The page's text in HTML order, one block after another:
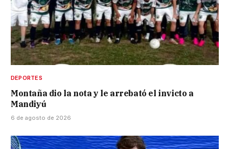
DEPORTES
Montaña dio la nota y le arrebató el invicto a
Mandiyú
6 de agosto de 2026